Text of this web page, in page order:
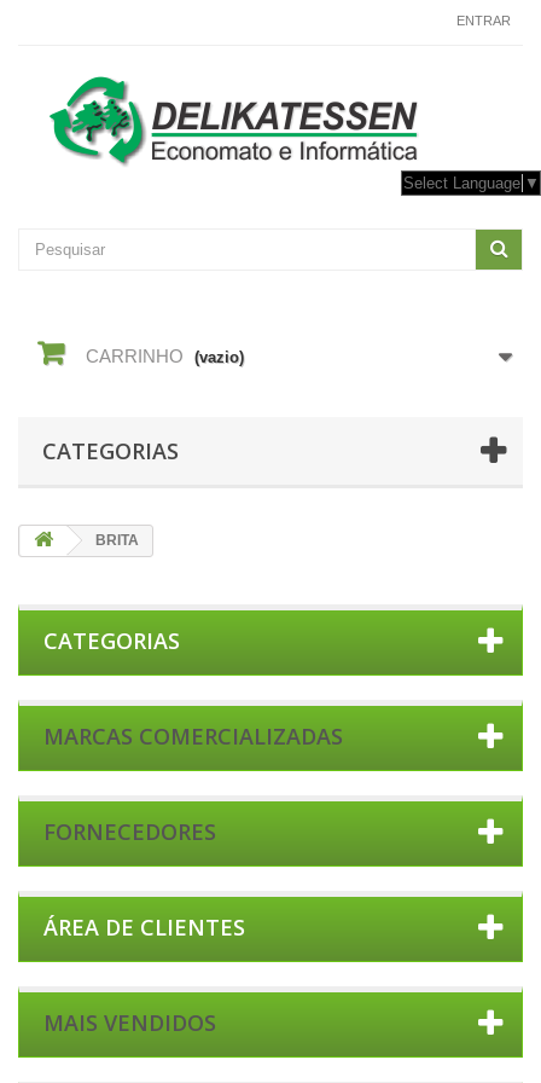
ENTRAR
Select Language ▼
CARRINHO (vazio)
CATEGORIAS
BRITA
CATEGORIAS
MARCAS COMERCIALIZADAS
FORNECEDORES
ÁREA DE CLIENTES
MAIS VENDIDOS